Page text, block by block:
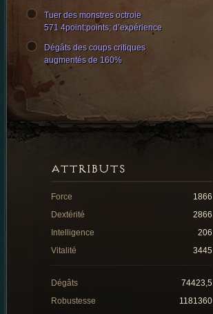
Tuer des monstres octroie
571 4point:points; d’expérience
Dégâts des coups critiques
augmentés de 160%
ATTRIBUTS
Force
1866
Dextérité
2866
Intelligence
206
Vitalité
3445
Dégâts
74423,5
Robustesse
1181360